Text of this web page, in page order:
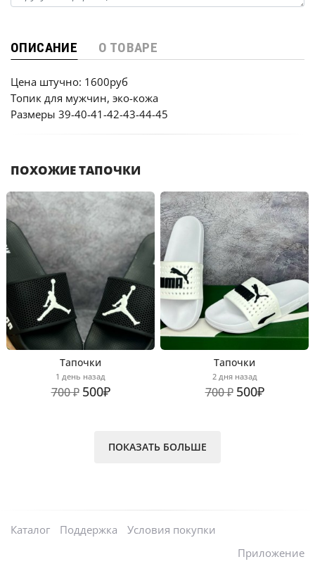
ОПИСАНИЕ О ТОВАРЕ
Цена штучно: 1600руб
Топик для мужчин, эко-кожа
Размеры 39-40-41-42-43-44-45
ПОХОЖИЕ ТАПОЧКИ
Тапочки
1 день назад
700 ₽ 500₽
Тапочки
2 дня назад
700 ₽ 500₽
ПОКАЗАТЬ БОЛЬШЕ
Каталог Поддержка
Условия покупки
Приложение